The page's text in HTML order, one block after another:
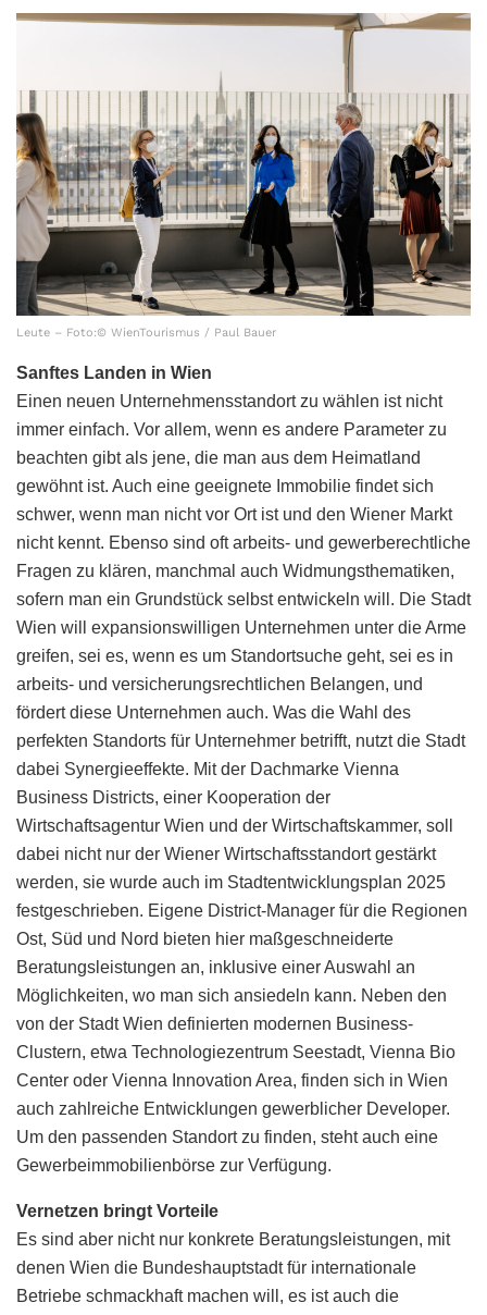
Leute – Foto:© WienTourismus / Paul Bauer
Sanftes Landen in Wien
Einen neuen Unternehmensstandort zu wählen ist nicht
immer einfach. Vor allem, wenn es andere Parameter zu
beachten gibt als jene, die man aus dem Heimatland
gewöhnt ist. Auch eine geeignete Immobilie findet sich
schwer, wenn man nicht vor Ort ist und den Wiener Markt
nicht kennt. Ebenso sind oft arbeits- und gewerberechtliche
Fragen zu klären, manchmal auch Widmungsthematiken,
sofern man ein Grundstück selbst entwickeln will. Die Stadt
Wien will expansionswilligen Unternehmen unter die Arme
greifen, sei es, wenn es um Standortsuche geht, sei es in
arbeits- und versicherungsrechtlichen Belangen, und
fördert diese Unternehmen auch. Was die Wahl des
perfekten Standorts für Unternehmer betrifft, nutzt die Stadt
dabei Synergieeffekte. Mit der Dachmarke Vienna
Business Districts, einer Kooperation der
Wirtschaftsagentur Wien und der Wirtschaftskammer, soll
dabei nicht nur der Wiener Wirtschaftsstandort gestärkt
werden, sie wurde auch im Stadtentwicklungsplan 2025
festgeschrieben. Eigene District-Manager für die Regionen
Ost, Süd und Nord bieten hier maßgeschneiderte
Beratungsleistungen an, inklusive einer Auswahl an
Möglichkeiten, wo man sich ansiedeln kann. Neben den
von der Stadt Wien definierten modernen Business-
Clustern, etwa Technologiezentrum Seestadt, Vienna Bio
Center oder Vienna Innovation Area, finden sich in Wien
auch zahlreiche Entwicklungen gewerblicher Developer.
Um den passenden Standort zu finden, steht auch eine
Gewerbeimmobilienbörse zur Verfügung.
Vernetzen bringt Vorteile
Es sind aber nicht nur konkrete Beratungsleistungen, mit
denen Wien die Bundeshauptstadt für internationale
Betriebe schmackhaft machen will, es ist auch die